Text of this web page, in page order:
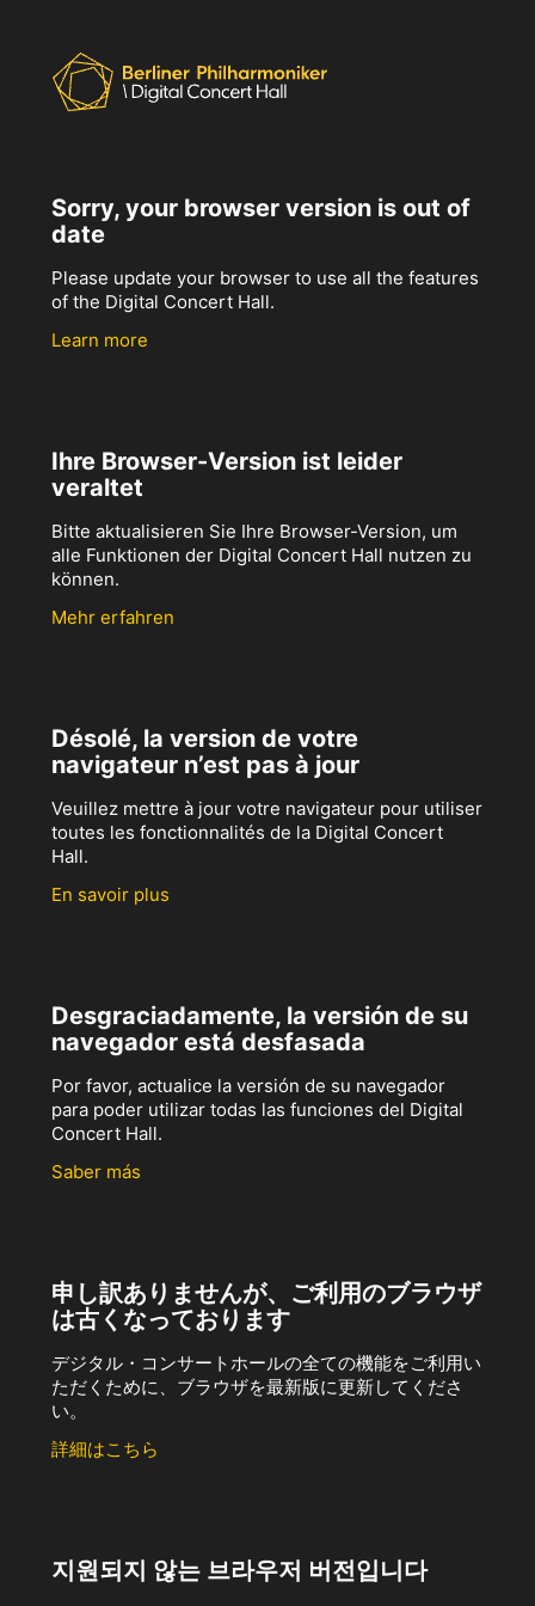
Sorry, your browser version is out of
date
Please update your browser to use all the features
of the Digital Concert Hall.
Learn more
Ihre Browser-Version ist leider
veraltet
Bitte aktualisieren Sie Ihre Browser-Version, um
alle Funktionen der Digital Concert Hall nutzen zu
können.
Mehr erfahren
Désolé, la version de votre
navigateur n’est pas à jour
Veuillez mettre à jour votre navigateur pour utiliser
toutes les fonctionnalités de la Digital Concert
Hall.
En savoir plus
Desgraciadamente, la versión de su
navegador está desfasada
Por favor, actualice la versión de su navegador
para poder utilizar todas las funciones del Digital
Concert Hall.
Saber más
申し訳ありませんが、ご利用のブラウザ
は古くなっております
デジタル・コンサートホールの全ての機能をご利用い
ただくために、ブラウザを最新版に更新してくださ
い。
詳細はこちら
지원되지 않는 브라우저 버전입니다